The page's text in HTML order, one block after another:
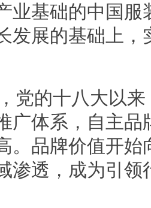
业基础的中国
发展的基础上，
党的十八大以
广体系，自主品
。品牌价值开
渗透，成为引